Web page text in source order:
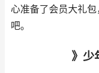
心准备了会员大礼
吧。
》少